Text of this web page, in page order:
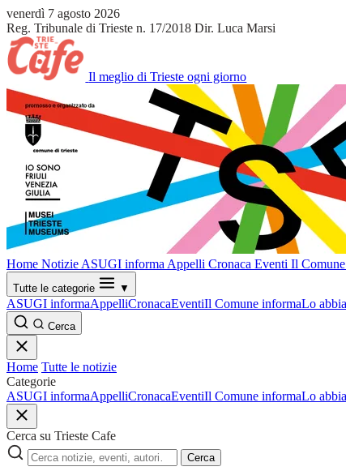
venerdì 7 agosto 2026
Reg. Tribunale di Trieste n. 17/2018 Dir. Luca Marsi
Il meglio di Trieste ogni giorno
Home Notizie ASUGI informa Appelli Cronaca Eventi Il
Tutte le categorie ▼
ASUGI informaAppelliCronacaEventiIl Comune informaLo
Cerca
Home Tutte le notizie
Categorie
ASUGI informaAppelliCronacaEventiIl Comune informaLo
Cerca su Trieste Cafe
Cerca